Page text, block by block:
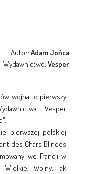
Autor:Adam Jońca
Wydawnictwo:Vesper
wojna to pierwszy
Vesper
pierwszej polskiej
des Chars Blindés
we Francji w
Wielkiej Wojny, jak